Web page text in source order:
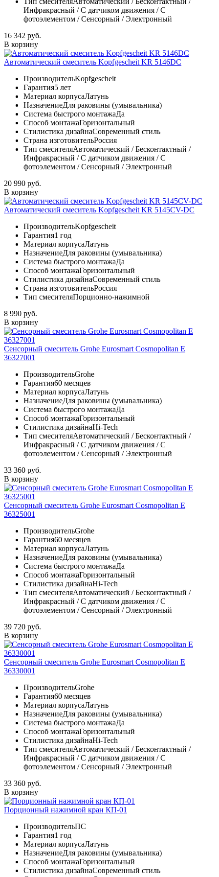
Инфракрасный / С датчиком движения / С
фотоэлементом / Сенсорный / Электронный
16 342 руб.
В корзину
Автоматический смеситель Kopfgescheit KR 5146DC
ПроизводительKopfgescheit
Гарантия5 лет
Материал корпусаЛатунь
НазначениеДля раковины (умывальника)
Система быстрого монтажаДа
Способ монтажаГоризонтальный
Стилистика дизайнаСовременный стиль
Страна изготовительРоссия
Тип смесителяАвтоматический / Бесконтактный /
Инфракрасный / С датчиком движения / С
фотоэлементом / Сенсорный / Электронный
20 990 руб.
В корзину
Автоматический смеситель Kopfgescheit KR 5145CV-DC
ПроизводительKopfgescheit
Гарантия1 год
Материал корпусаЛатунь
НазначениеДля раковины (умывальника)
Система быстрого монтажаДа
Способ монтажаГоризонтальный
Стилистика дизайнаСовременный стиль
Страна изготовительРоссия
Тип смесителяПорционно-нажимной
8 990 руб.
В корзину
Сенсорный смеситель Grohe Eurosmart Cosmopolitan E
36327001
ПроизводительGrohe
Гарантия60 месяцев
Материал корпусаЛатунь
НазначениеДля раковины (умывальника)
Система быстрого монтажаДа
Способ монтажаГоризонтальный
Стилистика дизайнаHi-Tech
Тип смесителяАвтоматический / Бесконтактный /
Инфракрасный / С датчиком движения / С
фотоэлементом / Сенсорный / Электронный
33 360 руб.
В корзину
Сенсорный смеситель Grohe Eurosmart Cosmopolitan E
36325001
ПроизводительGrohe
Гарантия60 месяцев
Материал корпусаЛатунь
НазначениеДля раковины (умывальника)
Система быстрого монтажаДа
Способ монтажаГоризонтальный
Стилистика дизайнаHi-Tech
Тип смесителяАвтоматический / Бесконтактный /
Инфракрасный / С датчиком движения / С
фотоэлементом / Сенсорный / Электронный
39 720 руб.
В корзину
Сенсорный смеситель Grohe Eurosmart Cosmopolitan E
36330001
ПроизводительGrohe
Гарантия60 месяцев
Материал корпусаЛатунь
НазначениеДля раковины (умывальника)
Система быстрого монтажаДа
Способ монтажаГоризонтальный
Стилистика дизайнаHi-Tech
Тип смесителяАвтоматический / Бесконтактный /
Инфракрасный / С датчиком движения / С
фотоэлементом / Сенсорный / Электронный
33 360 руб.
В корзину
Порционный нажимной кран КП-01
ПроизводительПС
Гарантия1 год
Материал корпусаЛатунь
НазначениеДля раковины (умывальника)
Способ монтажаГоризонтальный
Стилистика дизайнаСовременный стиль